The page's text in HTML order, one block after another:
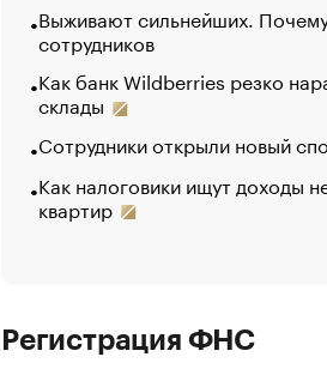
Выживают сильнейших.
сотрудников
Как банк Wildberries резко
склады
Сотрудники открыли новый
Как налоговики ищут доходы
квартир
Регистрация ФНС